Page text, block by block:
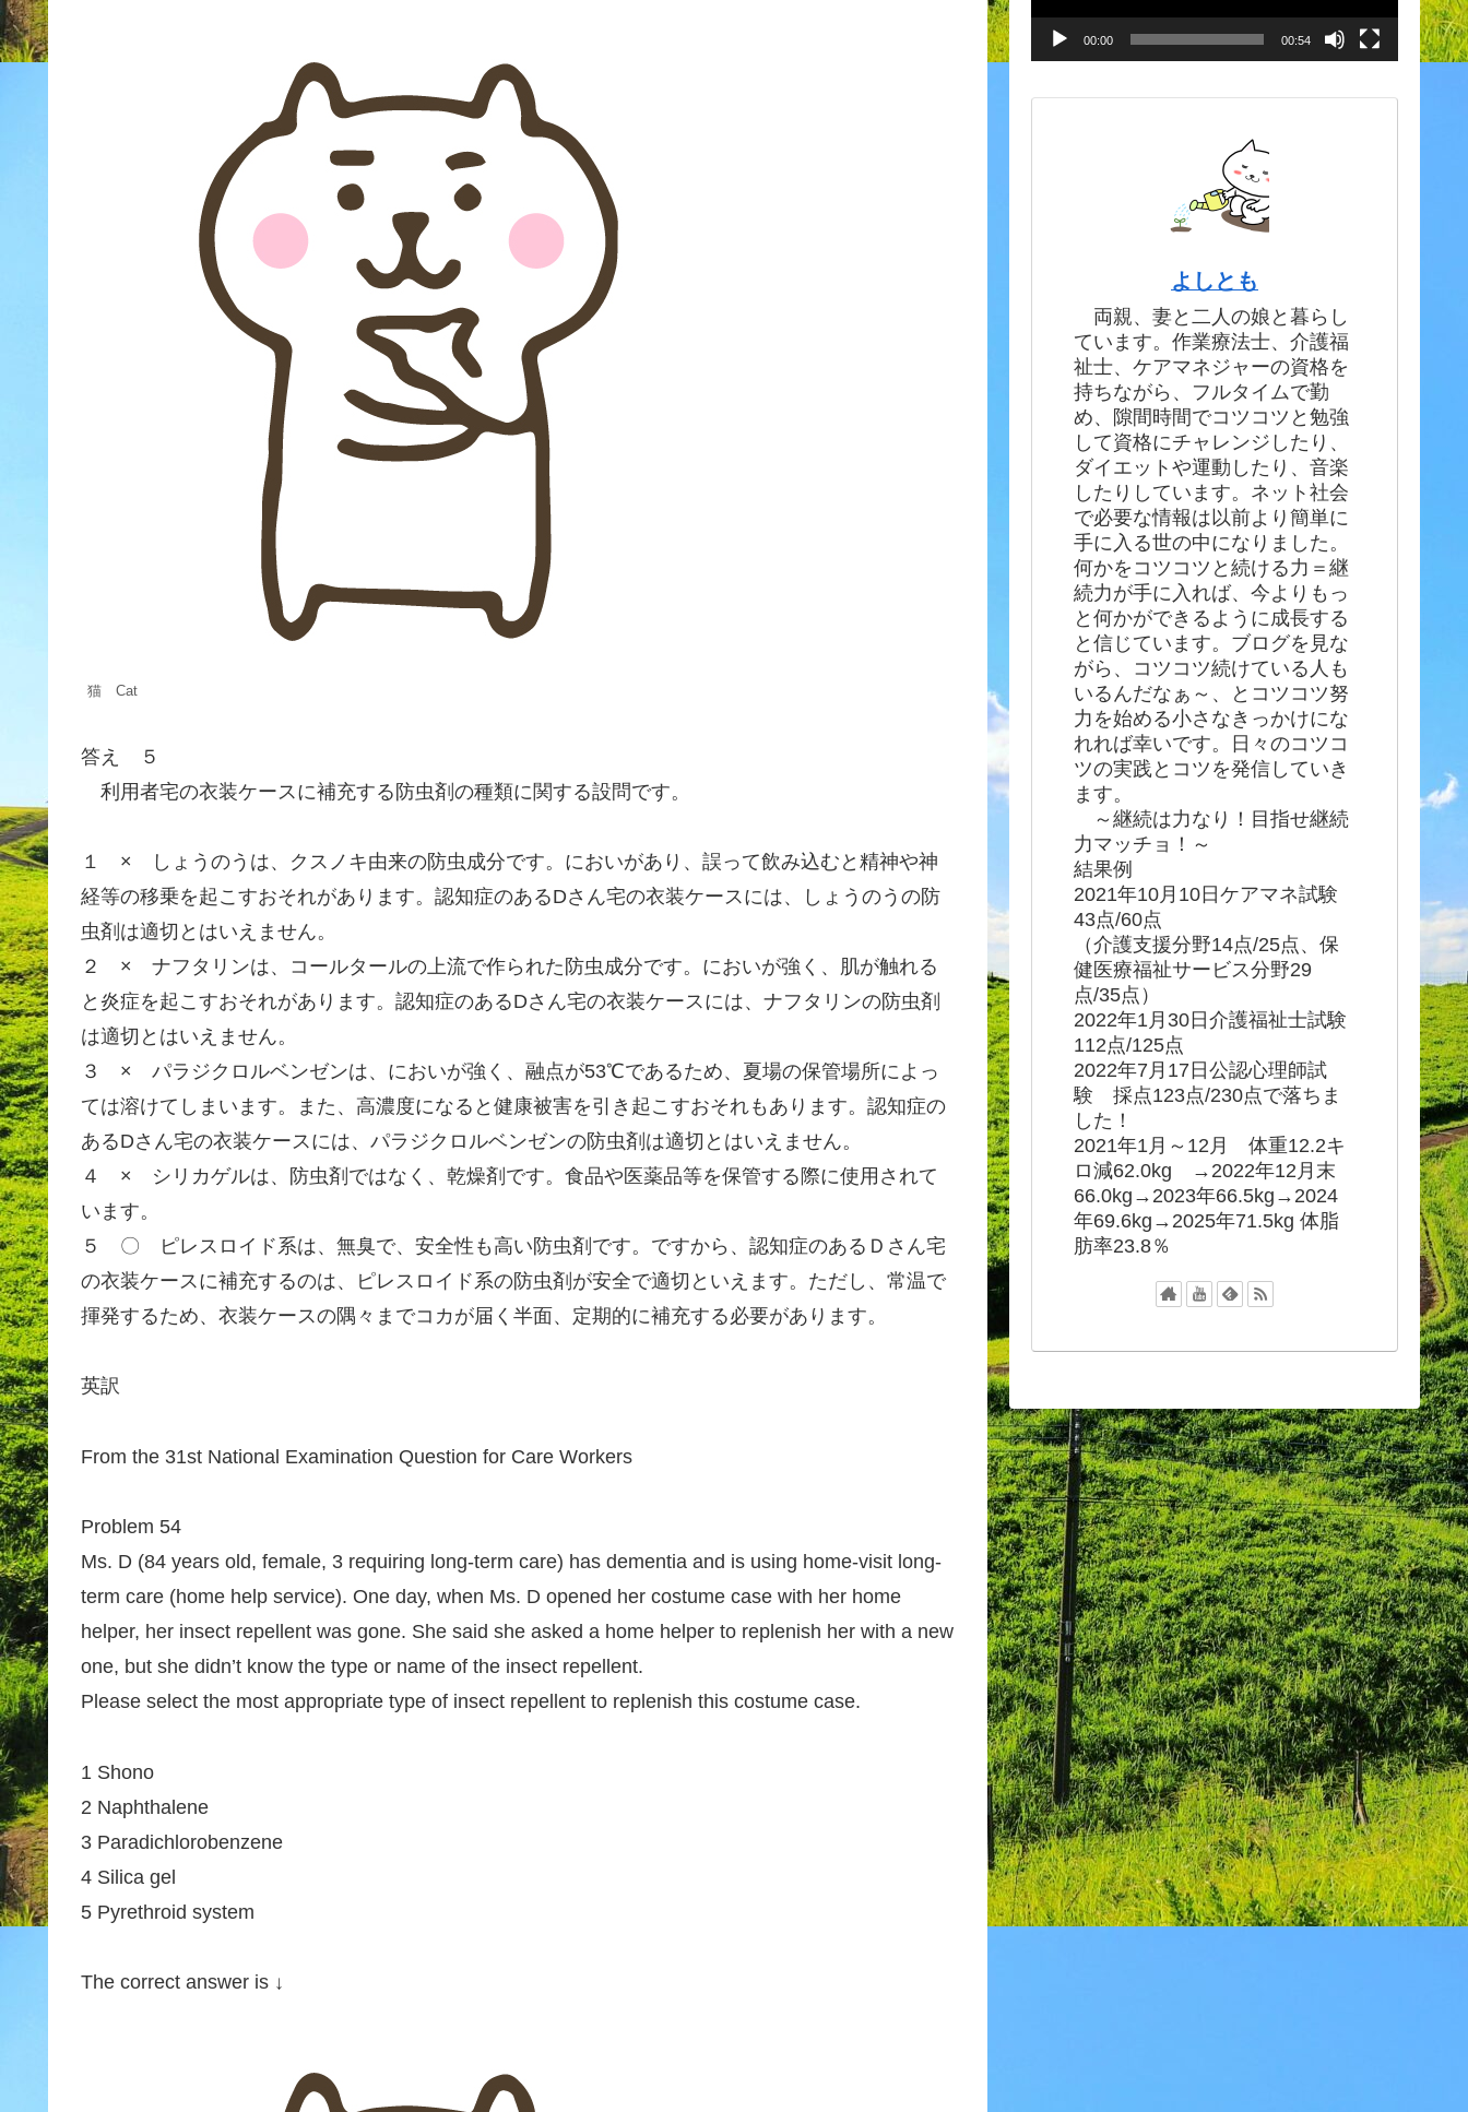
猫 Cat
答え ５
利用者宅の衣装ケースに補充する防虫剤の種類に関する設問です。
１ × しょうのうは、クスノキ由来の防虫成分です。においがあり、誤って飲み込むと精神や神
経等の移乗を起こすおそれがあります。認知症のあるDさん宅の衣装ケースには、しょうのうの防
虫剤は適切とはいえません。
２ × ナフタリンは、コールタールの上流で作られた防虫成分です。においが強く、肌が触れる
と炎症を起こすおそれがあります。認知症のあるDさん宅の衣装ケースには、ナフタリンの防虫剤
は適切とはいえません。
３ × パラジクロルベンゼンは、においが強く、融点が53℃であるため、夏場の保管場所によっ
ては溶けてしまいます。また、高濃度になると健康被害を引き起こすおそれもあります。認知症の
あるDさん宅の衣装ケースには、パラジクロルベンゼンの防虫剤は適切とはいえません。
４ × シリカゲルは、防虫剤ではなく、乾燥剤です。食品や医薬品等を保管する際に使用されて
います。
５ 〇 ピレスロイド系は、無臭で、安全性も高い防虫剤です。ですから、認知症のあるＤさん宅
の衣装ケースに補充するのは、ピレスロイド系の防虫剤が安全で適切といえます。ただし、常温で
揮発するため、衣装ケースの隅々までコカが届く半面、定期的に補充する必要があります。
英訳
From the 31st National Examination Question for Care Workers
Problem 54
Ms. D (84 years old, female, 3 requiring long-term care) has dementia and is using home-visit long-
term care (home help service). One day, when Ms. D opened her costume case with her home
helper, her insect repellent was gone. She said she asked a home helper to replenish her with a new
one, but she didn’t know the type or name of the insect repellent.
Please select the most appropriate type of insect repellent to replenish this costume case.
1 Shono
2 Naphthalene
3 Paradichlorobenzene
4 Silica gel
5 Pyrethroid system
The correct answer is ↓
00:00 00:54
よしとも
両親、妻と二人の娘と暮らし
ています。作業療法士、介護福
祉士、ケアマネジャーの資格を
持ちながら、フルタイムで勤
め、隙間時間でコツコツと勉強
して資格にチャレンジしたり、
ダイエットや運動したり、音楽
したりしています。ネット社会
で必要な情報は以前より簡単に
手に入る世の中になりました。
何かをコツコツと続ける力＝継
続力が手に入れば、今よりもっ
と何かができるように成長する
と信じています。ブログを見な
がら、コツコツ続けている人も
いるんだなぁ～、とコツコツ努
力を始める小さなきっかけにな
れれば幸いです。日々のコツコ
ツの実践とコツを発信していき
ます。
～継続は力なり！目指せ継続
力マッチョ！～
結果例
2021年10月10日ケアマネ試験
43点/60点
（介護支援分野14点/25点、保
健医療福祉サービス分野29
点/35点）
2022年1月30日介護福祉士試験
112点/125点
2022年7月17日公認心理師試
験 採点123点/230点で落ちま
した！
2021年1月～12月 体重12.2キ
ロ減62.0kg →2022年12月末
66.0kg→2023年66.5kg→2024
年69.6kg→2025年71.5kg 体脂
肪率23.8％